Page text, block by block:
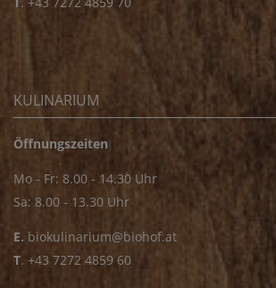
KULINARIUM
Öffnungszeiten
Mo - Fr: 8.00 - 14.30 Uhr
Sa: 8.00 - 13.30 Uhr
E. biokulinarium@biohof.at
T. +43 7272 4859 60